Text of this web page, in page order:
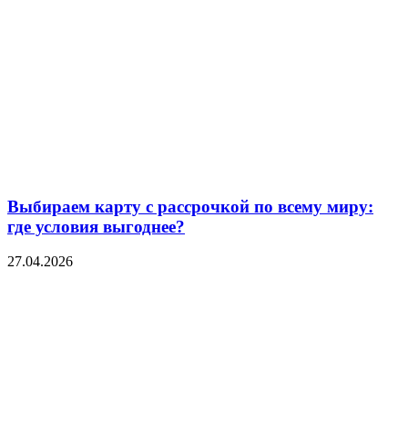
Выбираем карту с рассрочкой по всему миру:
где условия выгоднее?
27.04.2026